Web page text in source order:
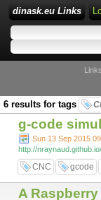
dinask.eu Links
6 results for tags
g-code
Sun 13 Sep 2015
http://
CNC gcode
A